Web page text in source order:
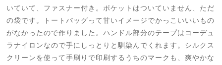
いていて、ファスナー付き。ポケットはついていません、ただ
の袋です。トートバッグって甘いイメージでかっこいいいもの
がなかったので作りました。ハンドル部分のテープはコーデュ
ラナイロンなので手にしっとりと馴染んでくれます。シルクス
クリーンを使って手刷りで印刷するうちのマークも、爽やかな